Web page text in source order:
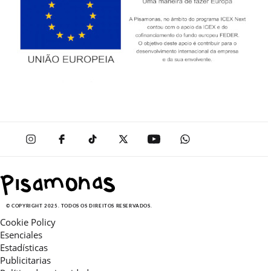
© COPYRIGHT 2025. TODOS OS DIREITOS RESERVADOS.
Cookie Policy
Esenciales
Estadísticas
Publicitarias